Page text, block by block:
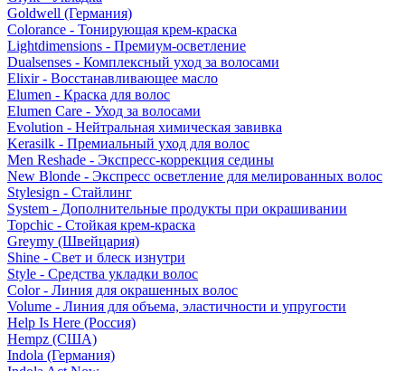
Goldwell (Германия)
Colorance - Тонирующая крем-краска
Lightdimensions - Премиум-осветление
Dualsenses - Комплексный уход за волосами
Elixir - Восстанавливающее масло
Elumen - Краска для волос
Elumen Care - Уход за волосами
Evolution - Нейтральная химическая завивка
Kerasilk - Премиальный уход для волос
Men Reshade - Экспресс-коррекция седины
New Blonde - Экспресс осветление для мелированных волос
Stylesign - Стайлинг
System - Дополнительные продукты при окрашивании
Topchic - Стойкая крем-краска
Greymy (Швейцария)
Shine - Свет и блеск изнутри
Style - Средства укладки волос
Color - Линия для окрашенных волос
Volume - Линия для объема, эластичности и упругости
Help Is Here (Россия)
Hempz (США)
Indola (Германия)